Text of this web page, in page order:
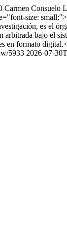
Carmen Consuelo
size:
es el
bajo el
en formato
5933 2026-07-